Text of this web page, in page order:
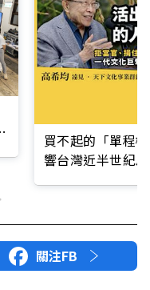
買不起的「單程
響台灣近半世紀
關注FB